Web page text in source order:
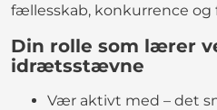
fællesskab, konkurrence og
Din rolle som lærer
idrætsstævne
Vær aktivt med – det